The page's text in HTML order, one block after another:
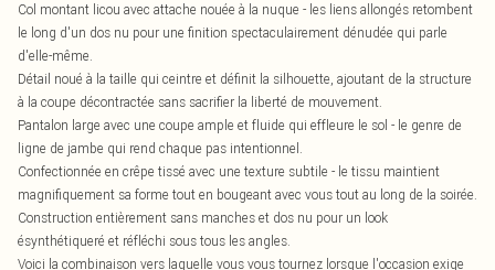
Col montant licou avec attache nouée à la nuque - les liens allongés retombent
le long d'un dos nu pour une finition spectaculairement dénudée qui parle
d'elle-même.
Détail noué à la taille qui ceintre et définit la silhouette, ajoutant de la structure
à la coupe décontractée sans sacrifier la liberté de mouvement.
Pantalon large avec une coupe ample et fluide qui effleure le sol - le genre de
ligne de jambe qui rend chaque pas intentionnel.
Confectionnée en crêpe tissé avec une texture subtile - le tissu maintient
magnifiquement sa forme tout en bougeant avec vous tout au long de la soirée.
Construction entièrement sans manches et dos nu pour un look
ésynthétiqueré et réfléchi sous tous les angles.
Voici la combinaison vers laquelle vous vous tournez lorsque l'occasion exige